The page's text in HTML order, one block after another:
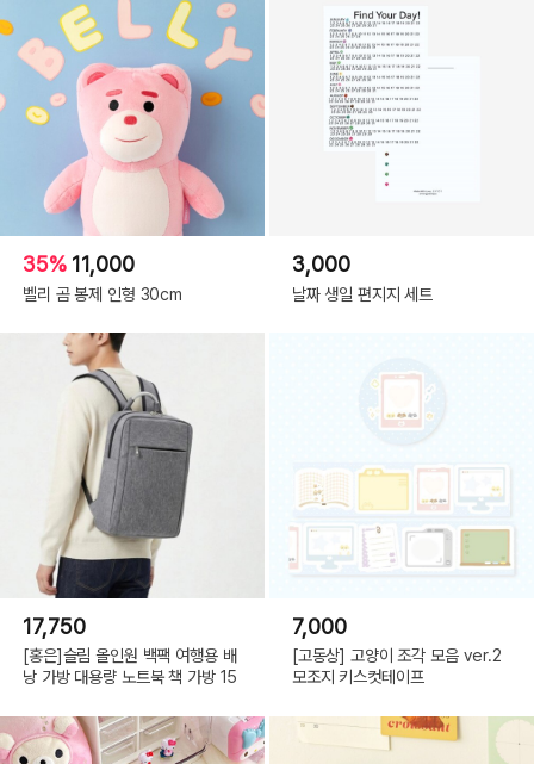
35% 11,000
벨리 곰 봉제 인형 30cm
3,000
날짜 생일 편지지 세트
17,750
[홍은]슬림 올인원 백팩 여행용 배
낭 가방 대용량 노트북 책 가방 15
7,000
[고동상] 고양이 조각 모음 ver.2
모조지 키스컷테이프